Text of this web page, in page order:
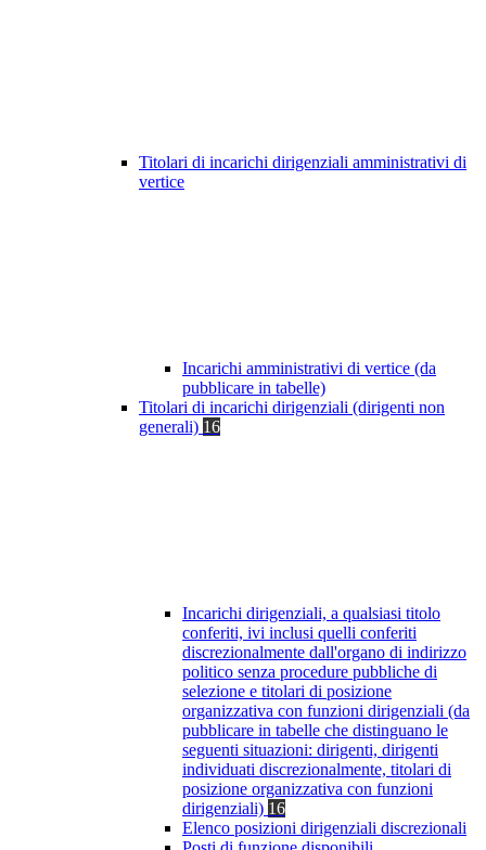
Titolari di incarichi dirigenziali amministrativi di
vertice
Incarichi amministrativi di vertice (da
pubblicare in tabelle)
Titolari di incarichi dirigenziali (dirigenti non
generali) 16
Incarichi dirigenziali, a qualsiasi titolo
conferiti, ivi inclusi quelli conferiti
discrezionalmente dall'organo di indirizzo
politico senza procedure pubbliche di
selezione e titolari di posizione
organizzativa con funzioni dirigenziali (da
pubblicare in tabelle che distinguano le
seguenti situazioni: dirigenti, dirigenti
individuati discrezionalmente, titolari di
posizione organizzativa con funzioni
dirigenziali) 16
Elenco posizioni dirigenziali discrezionali